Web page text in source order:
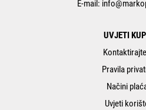
E-mail:
UVJETI
Pravila
Načini
Uvjeti